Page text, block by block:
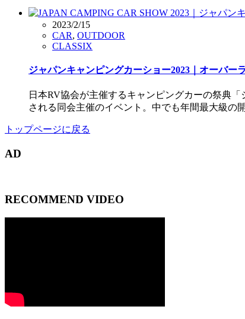
2023/2/15
CAR, OUTDOOR
CLASSIX
ジャパンキャンピングカーショー2023｜オーバ
日本RV協会が主催するキャンピングカーの祭典
される同会主催のイベント。中でも年間最大級の
トップページに戻る
AD
RECOMMEND VIDEO